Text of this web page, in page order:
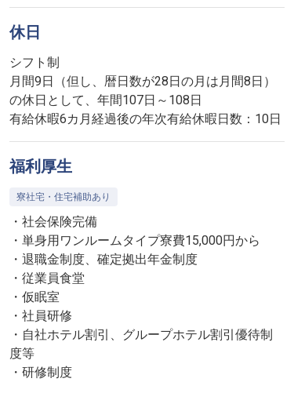
休日
シフト制
月間9日（但し、暦日数が28日の月は月間8日）
の休日として、年間107日～108日
有給休暇6カ月経過後の年次有給休暇日数：10日
福利厚生
寮社宅・住宅補助あり
・社会保険完備
・単身用ワンルームタイプ寮費15,000円から
・退職金制度、確定拠出年金制度
・従業員食堂
・仮眠室
・社員研修
・自社ホテル割引、グループホテル割引優待制
度等
・研修制度